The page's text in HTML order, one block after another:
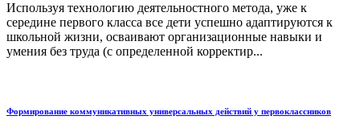
Используя технологию деятельностного метода, уже к
середине первого класса все дети успешно адаптируются к
школьной жизни, осваивают организационные навыки и
умения без труда (с определенной корректир...
Формирование коммуникативных универсальных действий у первоклассников